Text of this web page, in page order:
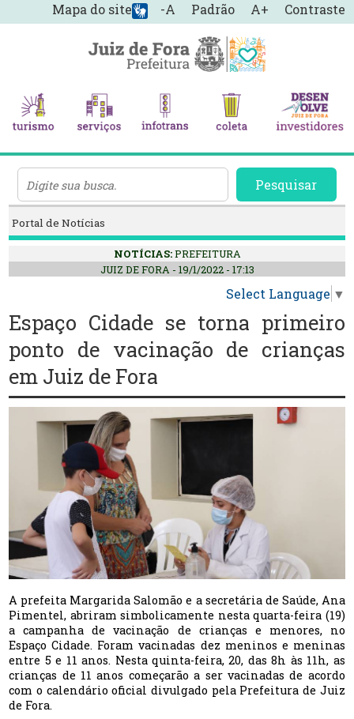
-A Padrão A+ Contraste
Mapa do site
Pesquisar
Portal de Notícias
NOTÍCIAS:PREFEITURA
JUIZ DE FORA - 19/1/2022 - 17:13
Select Language ▼
Espaço Cidade se torna primeiro
ponto de vacinação de crianças
em Juiz de Fora
A prefeita Margarida Salomão e a secretária de Saúde, Ana
Pimentel, abriram simbolicamente nesta quarta-feira (19)
a campanha de vacinação de crianças e menores, no
Espaço Cidade. Foram vacinadas dez meninos e meninas
entre 5 e 11 anos. Nesta quinta-feira, 20, das 8h às 11h, as
crianças de 11 anos começarão a ser vacinadas de acordo
com o calendário oficial divulgado pela Prefeitura de Juiz
de Fora.